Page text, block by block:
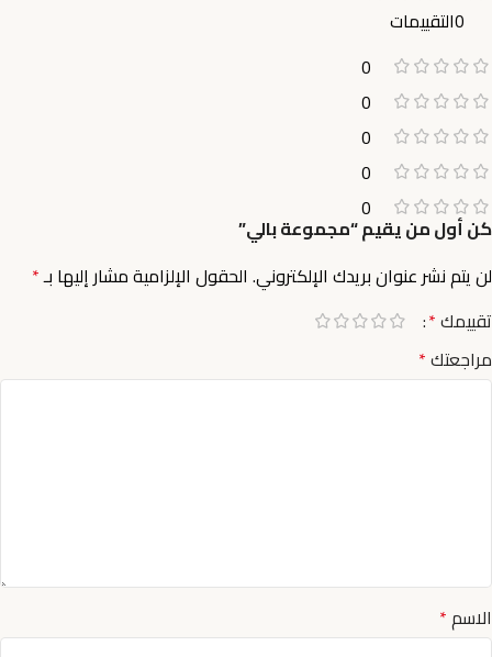
0التقييمات
0
0
0
0
0
كن أول من يقيم “مجموعة بالي”
لن يتم نشر عنوان بريدك الإلكتروني. الحقول الإلزامية مشار إليها بـ*
تقييمك*
مراجعتك*
الاسم*